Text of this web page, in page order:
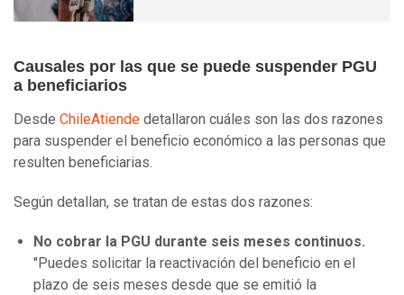
Causales por las que se puede suspender PGU
a beneficiarios
Desde ChileAtiende detallaron cuáles son las dos razones
para suspender el beneficio económico a las personas que
resulten beneficiarias.
Según detallan, se tratan de estas dos razones:
No cobrar la PGU durante seis meses continuos.
"Puedes solicitar la reactivación del beneficio en el
plazo de seis meses desde que se emitió la